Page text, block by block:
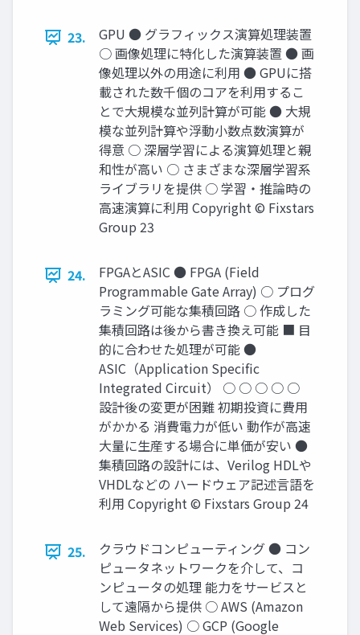
23.
GPU ● グラフィックス演算処理装置
○ 画像処理に特化した演算装置 ● 画
像処理以外の用途に利用 ● GPUに搭
載された数千個のコアを利用するこ
とで大規模な並列計算が可能 ● 大規
模な並列計算や浮動小数点数演算が
得意 ○ 深層学習による演算処理と親
和性が高い ○ さまざまな深層学習系
ライブラリを提供 ○ 学習・推論時の
高速演算に利用 Copyright © Fixstars
Group 23
24.
FPGAとASIC ● FPGA (Field
Programmable Gate Array) ○ プログ
ラミング可能な集積回路 ○ 作成した
集積回路は後から書き換え可能 ■ 目
的に合わせた処理が可能 ●
ASIC（Application Specific
Integrated Circuit） ○ ○ ○ ○ ○
設計後の変更が困難 初期投資に費用
がかかる 消費電力が低い 動作が高速
大量に生産する場合に単価が安い ●
集積回路の設計には、Verilog HDLや
VHDLなどの ハードウェア記述言語を
利用 Copyright © Fixstars Group 24
25.
クラウドコンピューティング ● コン
ピュータネットワークを介して、コ
ンピュータの処理 能力をサービスと
して遠隔から提供 ○ AWS (Amazon
Web Services) ○ GCP (Google